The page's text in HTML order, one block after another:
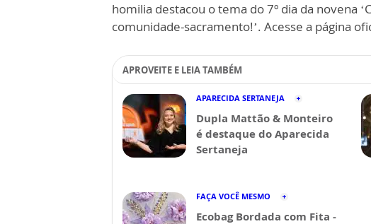
homilia destacou o tema do 7º dia da novena
comunidade-sacramento!’. Acesse a página
APROVEITE E LEIA TAMBÉM
APARECIDA SERTANEJA
Dupla Mattão & Monteiro
é destaque do Aparecida
Sertaneja
FAÇA VOCÊ MESMO
Ecobag Bordada com Fita -